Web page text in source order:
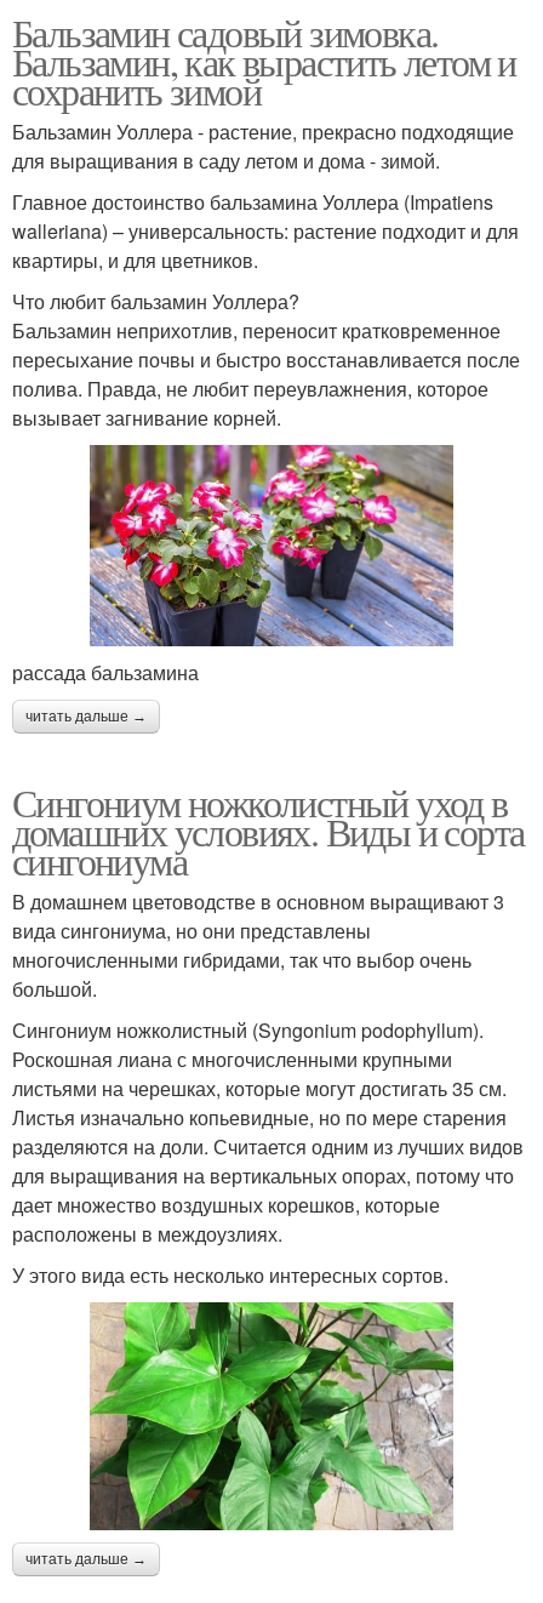
Бальзамин садовый зимовка.
Бальзамин, как вырастить летом и
сохранить зимой
Бальзамин Уоллера - растение, прекрасно подходящие
для выращивания в саду летом и дома - зимой.
Главное достоинство бальзамина Уоллера (Impatiens
walleriana) – универсальность: растение подходит и для
квартиры, и для цветников.
Что любит бальзамин Уоллера?
Бальзамин неприхотлив, переносит кратковременное
пересыхание почвы и быстро восстанавливается после
полива. Правда, не любит переувлажнения, которое
вызывает загнивание корней.
рассада бальзамина
читать дальше →
Сингониум ножколистный уход в
домашних условиях. Виды и сорта
сингониума
В домашнем цветоводстве в основном выращивают 3
вида сингониума, но они представлены
многочисленными гибридами, так что выбор очень
большой.
Сингониум ножколистный (Syngonium podophyllum).
Роскошная лиана с многочисленными крупными
листьями на черешках, которые могут достигать 35 см.
Листья изначально копьевидные, но по мере старения
разделяются на доли. Считается одним из лучших видов
для выращивания на вертикальных опорах, потому что
дает множество воздушных корешков, которые
расположены в междоузлиях.
У этого вида есть несколько интересных сортов.
читать дальше →